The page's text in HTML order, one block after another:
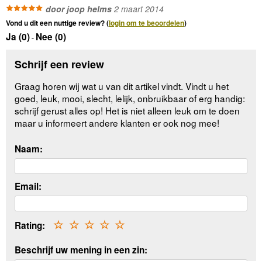
door joop helms 2 maart 2014
Vond u dit een nuttige review? (login om te beoordelen)
Ja (0)- Nee (0)
Schrijf een review
Graag horen wij wat u van dit artikel vindt. Vindt u het
goed, leuk, mooi, slecht, lelijk, onbruikbaar of erg handig:
schrijf gerust alles op! Het is niet alleen leuk om te doen
maar u informeert andere klanten er ook nog mee!
Naam:
Email:
Rating: ☆
☆
☆
☆
☆
Beschrijf uw mening in een zin: